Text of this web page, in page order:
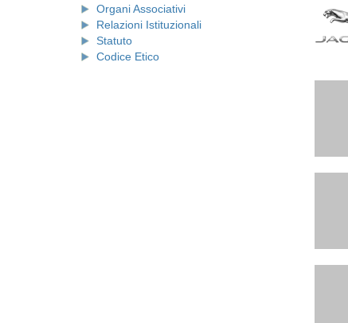
Organi Associativi
Relazioni Istituzionali
Statuto
Codice Etico